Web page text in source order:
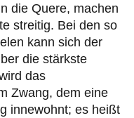
die Quere, machen
streitig. Bei den so
kann sich der
die stärkste
das
Zwang, dem eine
innewohnt; es heißt